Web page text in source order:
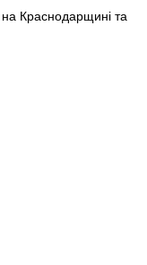
Краснодарщині та